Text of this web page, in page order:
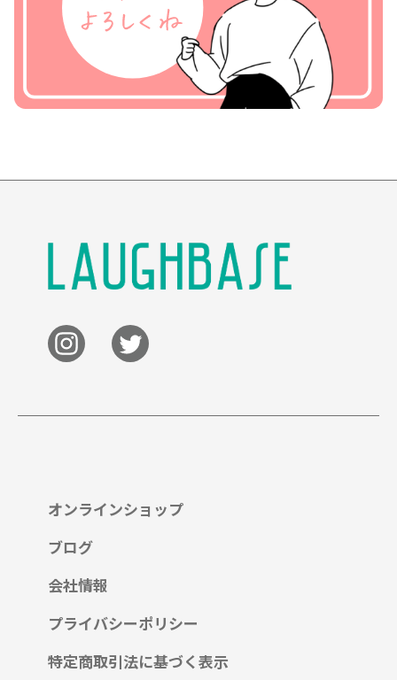
オンラインショップ
ブログ
会社情報
プライバシーポリシー
特定商取引法に基づく表示